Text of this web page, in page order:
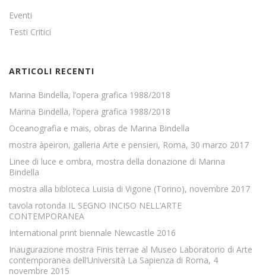
Eventi
Testi Critici
ARTICOLI RECENTI
Marina Bindella, l’opera grafica 1988/2018
Marina Bindella, l’opera grafica 1988/2018
Oceanografia e mais, obras de Marina Bindella
mostra àpeiron, galleria Arte e pensieri, Roma, 30 marzo 2017
Linee di luce e ombra, mostra della donazione di Marina
Bindella
mostra alla bibloteca Luisia di Vigone (Torino), novembre 2017
tavola rotonda IL SEGNO INCISO NELL’ARTE
CONTEMPORANEA
International print biennale Newcastle 2016
Inaugurazione mostra Finis terrae al Museo Laboratorio di Arte
contemporanea dell’Università La Sapienza di Roma, 4
novembre 2015